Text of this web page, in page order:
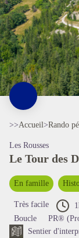
>>Accueil>Rando
Les Rousses
Le Tour des
En famille
Très facile
Boucle
PR®
Sentier